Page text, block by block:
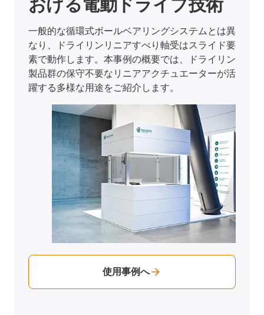
こちらでは、あらゆる業界のお客様による多彩な
使用事例をご覧いただけます。イグスのリニアユ
ニットがどのような作業で活用されているかをご
紹介します。
使用事例へ